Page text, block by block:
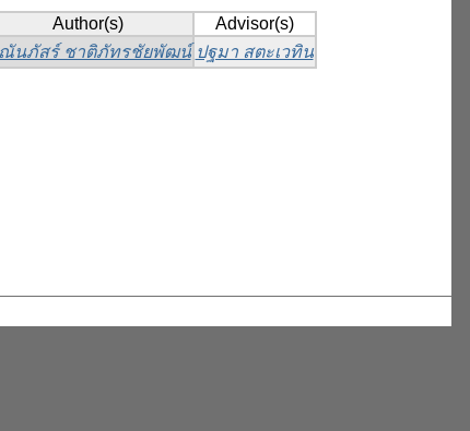
Author(s)
Advisor(s)
นภัสร์ ชาติภัทรชัยพัฒน์ ปฐมา สตะเวทิน